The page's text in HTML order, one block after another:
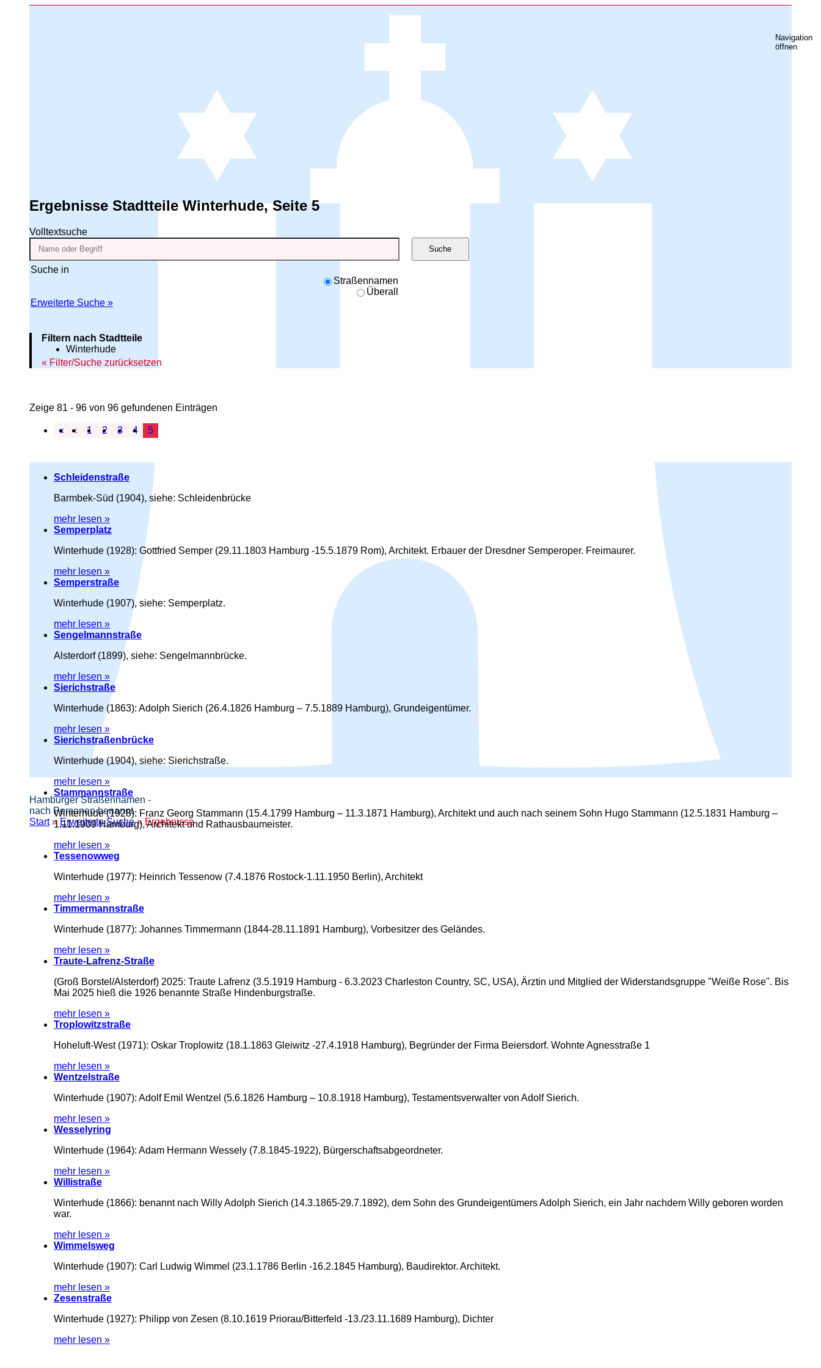
Hamburger Straßennamen -
nach Personen benannt
Start» Erweiterte Suche» Ergebnisse
Navigation
öffnen
Ergebnisse Stadtteile Winterhude, Seite 5
Volltextsuche
Suche in
Straßennamen
Überall
Erweiterte Suche »
Suche
Filtern nach Stadtteile
Winterhude
Filter/Suche zurücksetzen
Zeige 81 - 96 von 96 gefundenen Einträgen
« ‹ 1 2 3 4 5
Schleidenstraße
Barmbek-Süd (1904), siehe: Schleidenbrücke
mehr lesen »
Semperplatz
Winterhude (1928): Gottfried Semper (29.11.1803 Hamburg -15.5.1879 Rom), Architekt. Erbauer der Dresdner Semperoper. Freimaurer.
mehr lesen »
Semperstraße
Winterhude (1907), siehe: Semperplatz.
mehr lesen »
Sengelmannstraße
Alsterdorf (1899), siehe: Sengelmannbrücke.
mehr lesen »
Sierichstraße
Winterhude (1863): Adolph Sierich (26.4.1826 Hamburg – 7.5.1889 Hamburg), Grundeigentümer.
mehr lesen »
Sierichstraßenbrücke
Winterhude (1904), siehe: Sierichstraße.
mehr lesen »
Stammannstraße
Winterhude (1928): Franz Georg Stammann (15.4.1799 Hamburg – 11.3.1871 Hamburg), Architekt und auch nach seinem Sohn Hugo Stammann (12.5.1831 Hamburg –
1.11.1909 Hamburg), Architekt und Rathausbaumeister.
mehr lesen »
Tessenowweg
Winterhude (1977): Heinrich Tessenow (7.4.1876 Rostock-1.11.1950 Berlin), Architekt
mehr lesen »
Timmermannstraße
Winterhude (1877): Johannes Timmermann (1844-28.11.1891 Hamburg), Vorbesitzer des Geländes.
mehr lesen »
Traute-Lafrenz-Straße
(Groß Borstel/Alsterdorf) 2025: Traute Lafrenz (3.5.1919 Hamburg - 6.3.2023 Charleston Country, SC, USA), Ärztin und Mitglied der Widerstandsgruppe "Weiße Rose". Bis
Mai 2025 hieß die 1926 benannte Straße Hindenburgstraße.
mehr lesen »
Troplowitzstraße
Hoheluft-West (1971): Oskar Troplowitz (18.1.1863 Gleiwitz -27.4.1918 Hamburg), Begründer der Firma Beiersdorf. Wohnte Agnesstraße 1
mehr lesen »
Wentzelstraße
Winterhude (1907): Adolf Emil Wentzel (5.6.1826 Hamburg – 10.8.1918 Hamburg), Testamentsverwalter von Adolf Sierich.
mehr lesen »
Wesselyring
Winterhude (1964): Adam Hermann Wessely (7.8.1845-1922), Bürgerschaftsabgeordneter.
mehr lesen »
Willistraße
Winterhude (1866): benannt nach Willy Adolph Sierich (14.3.1865-29.7.1892), dem Sohn des Grundeigentümers Adolph Sierich, ein Jahr nachdem Willy geboren worden
war.
mehr lesen »
Wimmelsweg
Winterhude (1907): Carl Ludwig Wimmel (23.1.1786 Berlin -16.2.1845 Hamburg), Baudirektor. Architekt.
mehr lesen »
Zesenstraße
Winterhude (1927): Philipp von Zesen (8.10.1619 Priorau/Bitterfeld -13./23.11.1689 Hamburg), Dichter
mehr lesen »